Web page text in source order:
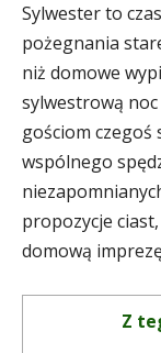
Sylwester to
pożegnania
niż domowe
sylwestrową
gościom czegoś
wspólnego
propozycje
domową
Z